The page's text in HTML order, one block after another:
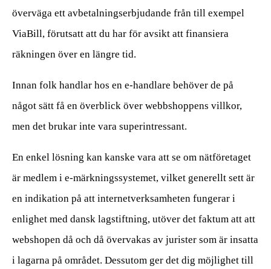
överväga ett avbetalningserbjudande från till exempel
ViaBill, förutsatt att du har för avsikt att finansiera
räkningen över en längre tid.
Innan folk handlar hos en e-handlare behöver de på
något sätt få en överblick över webbshoppens villkor,
men det brukar inte vara superintressant.
En enkel lösning kan kanske vara att se om nätföretaget
är medlem i e-märkningssystemet, vilket generellt sett är
en indikation på att internetverksamheten fungerar i
enlighet med dansk lagstiftning, utöver det faktum att att
webshopen då och då övervakas av jurister som är insatta
i lagarna på området. Dessutom ger det dig möjlighet till